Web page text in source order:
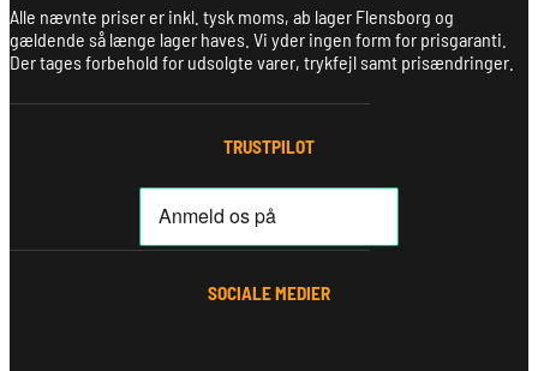
Alle nævnte priser er inkl. tysk moms, ab lager Flensborg og
gældende så længe lager haves. Vi yder ingen form for prisgaranti.
Der tages forbehold for udsolgte varer, trykfejl samt prisændringer.
TRUSTPILOT
SOCIALE MEDIER